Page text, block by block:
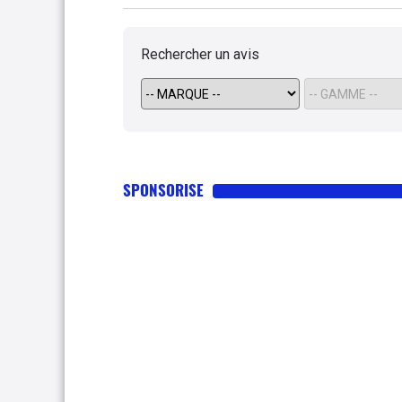
Rechercher un avis
SPONSORISE